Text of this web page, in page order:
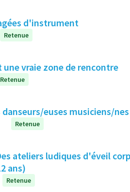
d'instrument
Retenue
vraie zone de rencontre
Retenue
euses musiciens/nes
Retenue
ateliers ludiques d'éveil
ans)
Retenue